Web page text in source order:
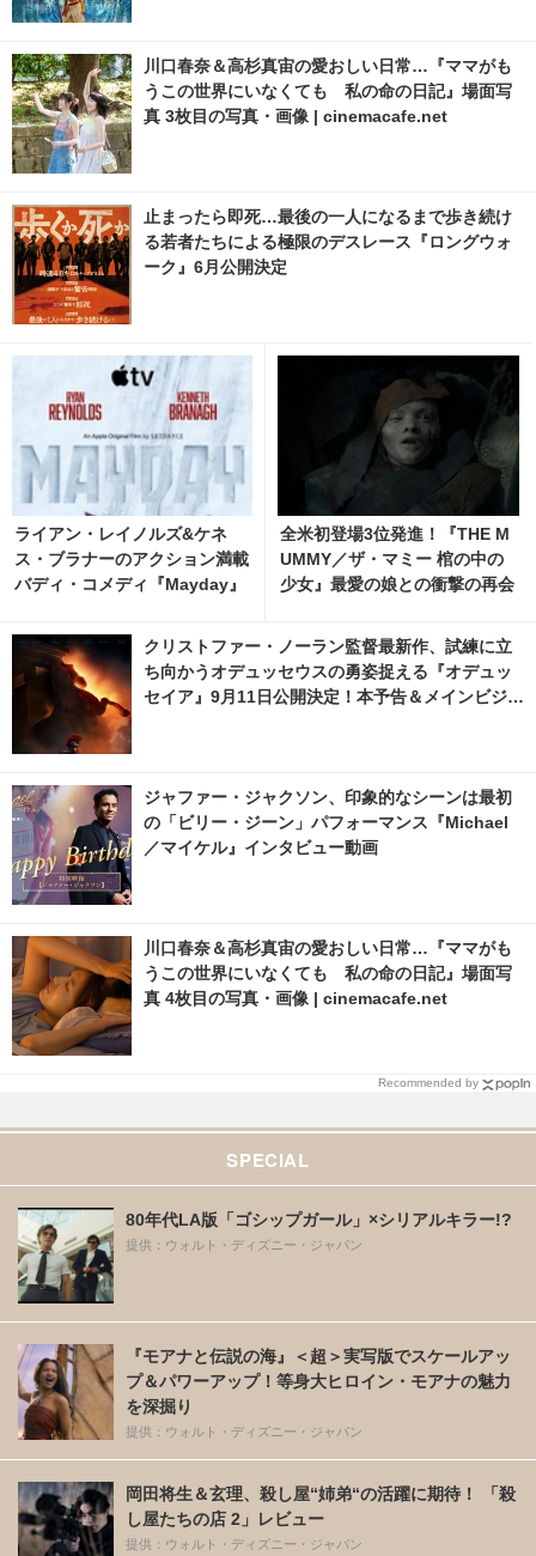
川口春奈＆高杉真宙の愛おしい日常…『ママがも
うこの世界にいなくても 私の命の日記』場面写
真 3枚目の写真・画像 | cinemacafe.net
止まったら即死…最後の一人になるまで歩き続け
る若者たちによる極限のデスレース『ロングウォ
ーク』6月公開決定
ライアン・レイノルズ&ケネ
ス・ブラナーのアクション満載
バディ・コメディ『Mayday』
全米初登場3位発進！『THE M
UMMY／ザ・マミー 棺の中の
少女』最愛の娘との衝撃の再会
クリストファー・ノーラン監督最新作、試練に立
ち向かうオデュッセウスの勇姿捉える『オデュッ
セイア』9月11日公開決定！本予告＆メインビジュ
ジャファー・ジャクソン、印象的なシーンは最初
の「ビリー・ジーン」パフォーマンス『Michael
／マイケル』インタビュー動画
川口春奈＆高杉真宙の愛おしい日常…『ママがも
うこの世界にいなくても 私の命の日記』場面写
真 4枚目の写真・画像 | cinemacafe.net
Recommended by
SPECIAL
80年代LA版「ゴシップガール」×シリアルキラー!?
提供：ウォルト・ディズニー・ジャパン
『モアナと伝説の海』＜超＞実写版でスケールアッ
プ＆パワーアップ！等身大ヒロイン・モアナの魅力
を深掘り
提供：ウォルト・ディズニー・ジャパン
岡田将生＆玄理、殺し屋“姉弟“の活躍に期待！ 「殺
し屋たちの店 2」レビュー
提供：ウォルト・ディズニー・ジャパン